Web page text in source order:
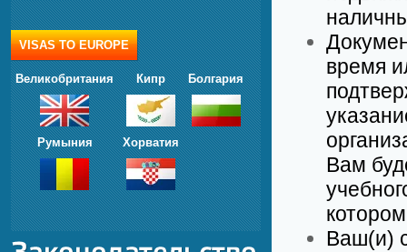
VISAS TO EUROPE
Великобритания Кипр Болгария
Румыния Хорватия
время
Вам
Ваш(и)